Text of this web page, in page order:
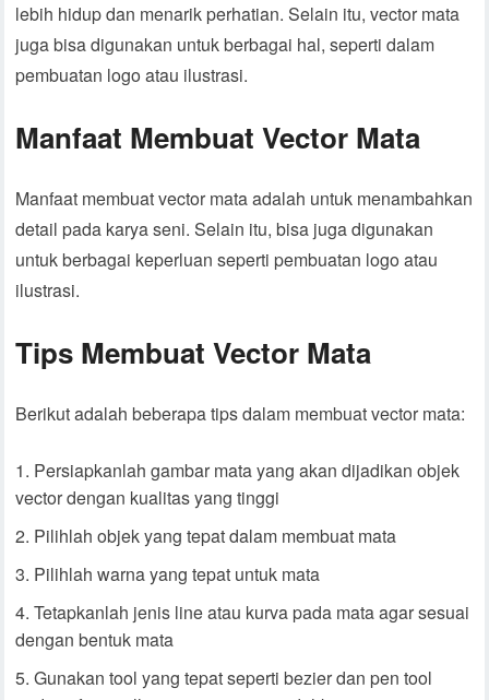
lebih hidup dan menarik perhatian. Selain itu, vector mata
juga bisa digunakan untuk berbagai hal, seperti dalam
pembuatan logo atau ilustrasi.
Manfaat Membuat Vector Mata
Manfaat membuat vector mata adalah untuk menambahkan
detail pada karya seni. Selain itu, bisa juga digunakan
untuk berbagai keperluan seperti pembuatan logo atau
ilustrasi.
Tips Membuat Vector Mata
Berikut adalah beberapa tips dalam membuat vector mata:
Persiapkanlah gambar mata yang akan dijadikan objek
vector dengan kualitas yang tinggi
Pilihlah objek yang tepat dalam membuat mata
Pilihlah warna yang tepat untuk mata
Tetapkanlah jenis line atau kurva pada mata agar sesuai
dengan bentuk mata
Gunakan tool yang tepat seperti bezier dan pen tool